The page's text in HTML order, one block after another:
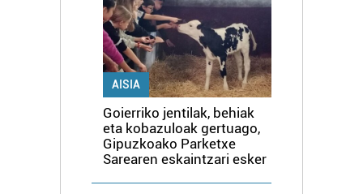
AISIA
Goierriko jentilak, behiak
eta kobazuloak gertuago,
Gipuzkoako Parketxe
Sarearen eskaintzari esker